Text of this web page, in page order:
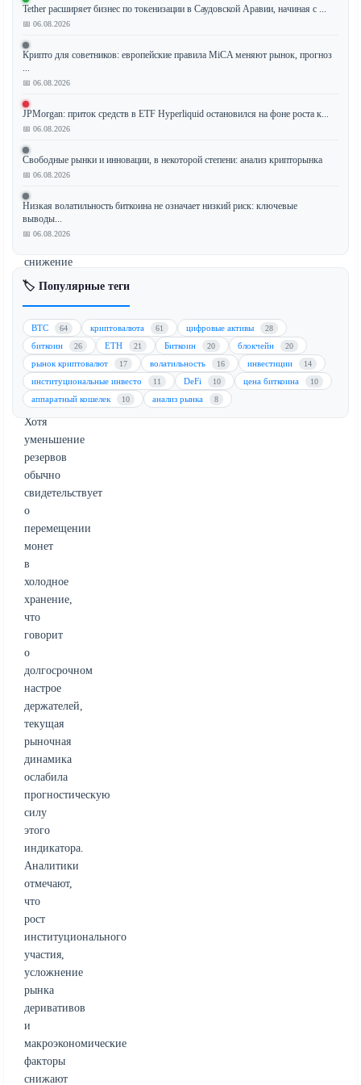
сокращение
Bitcoin
(BTC)
на
исторически
считавшееся
бычьим
сигналом,
указывающим
снижение
давления
не
вызывает
прежнего
рыночного
оптимизма.
Хотя
уменьшение
резервов
обычно
свидетельствует
о
перемещении
монет
в
холодное
хранение,
что
говорит
о
долгосрочном
настрое
держателей,
текущая
рыночная
динамика
ослабила
прогностическую
силу
этого
индикатора.
Аналитики
отмечают,
что
рост
институционального
участия,
усложнение
рынка
деривативов
и
макроэкономические
факторы
снижают
Tether расширяет бизнес по токенизации в Саудовской Аравии, начиная с ...
📅 06.08.2026
Крипто для советников: европейские правила MiCA меняют рынок, прогноз
...
📅 06.08.2026
JPMorgan: приток средств в ETF Hyperliquid остановился на фоне роста к...
📅 06.08.2026
Свободные рынки и инновации, в некоторой степени: анализ крипторынка
📅 06.08.2026
Низкая волатильность биткоина не означает низкий риск: ключевые
выводы...
📅 06.08.2026
🏷️ Популярные теги
BTC 64 криптовалюта 61 цифровые активы 28
биткоин 26 ETH 21 Биткоин 20 блокчейн 20
рынок криптовалют 17 волатильность 16 инвестиции 14
институциональные инвесто 11 DeFi 10 цена биткоина 10
аппаратный кошелек 10 анализ рынка 8